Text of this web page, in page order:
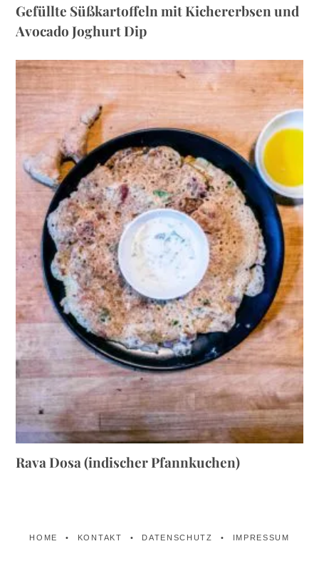
Gefüllte Süßkartoffeln mit Kichererbsen und
Avocado Joghurt Dip
Rava Dosa (indischer Pfannkuchen)
HOME KONTAKT DATENSCHUTZ IMPRESSUM